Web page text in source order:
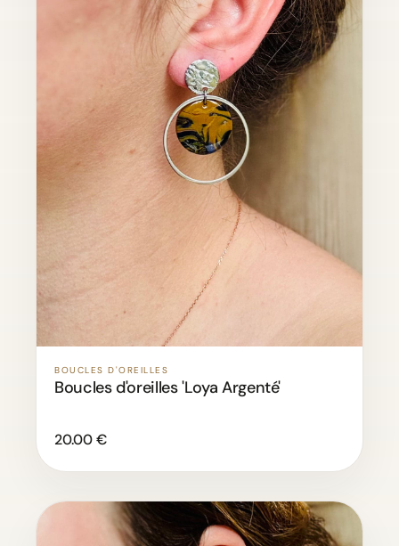
BOUCLES D'OREILLES
Boucles d'oreilles 'Loya Argenté'
20.00 €